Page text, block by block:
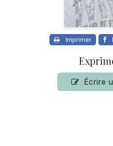
Imprimer
Écrire